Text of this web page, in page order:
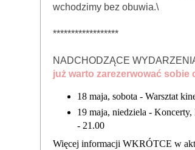
wchodzimy bez obuwia.\
******************
NADCHODZĄCE
już warto zarezerwować sobie
18 maja, sobota - Warsztat
19 maja, niedziela -
- 21.00
Więcej informacji WKRÓTCE w